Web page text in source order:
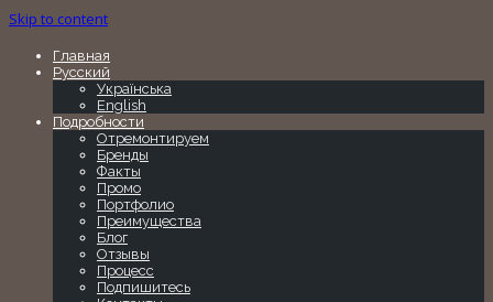
Skip to content
Главная
Русский
Українська
English
Подробности
Отремонтируем
Бренды
Факты
Промо
Портфолио
Преимущества
Блог
Отзывы
Процесс
Подпишитесь